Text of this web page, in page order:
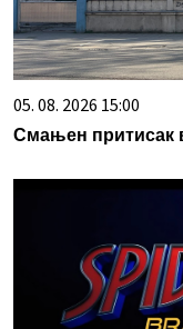
05. 08. 2026 15:00
Смањен притисак